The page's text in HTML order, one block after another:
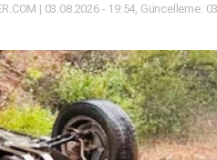
| 03.08.2026 - 19:54, Güncelleme: